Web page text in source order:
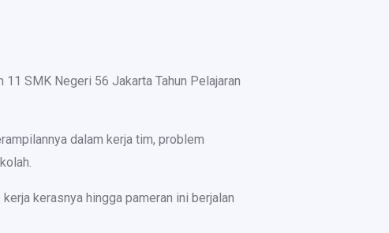
SMK Negeri 56 Jakarta Tahun Pelajaran
dalam kerja tim, problem
kerasnya hingga pameran ini berjalan